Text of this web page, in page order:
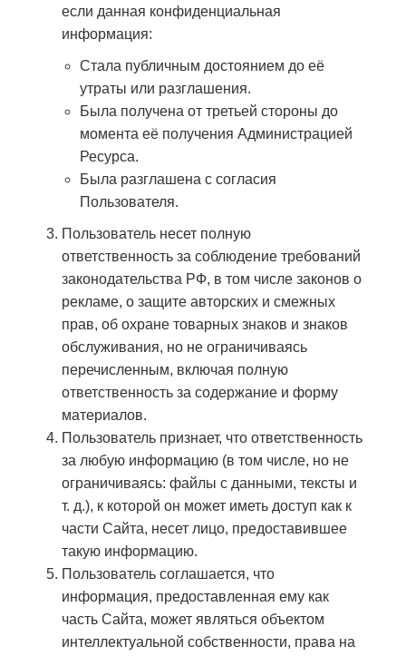
если данная конфиденциальная
информация:
Стала публичным достоянием до её
утраты или разглашения.
Была получена от третьей стороны до
момента её получения Администрацией
Ресурса.
Была разглашена с согласия
Пользователя.
Пользователь несет полную
ответственность за соблюдение требований
законодательства РФ, в том числе законов о
рекламе, о защите авторских и смежных
прав, об охране товарных знаков и знаков
обслуживания, но не ограничиваясь
перечисленным, включая полную
ответственность за содержание и форму
материалов.
Пользователь признает, что ответственность
за любую информацию (в том числе, но не
ограничиваясь: файлы с данными, тексты и
т. д.), к которой он может иметь доступ как к
части Сайта, несет лицо, предоставившее
такую информацию.
Пользователь соглашается, что
информация, предоставленная ему как
часть Сайта, может являться объектом
интеллектуальной собственности, права на